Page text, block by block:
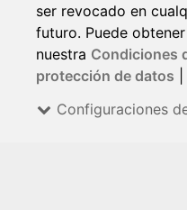
ser revocado en
futuro. Puede
nuestra Condiciones
protección de datos
Configuraciones